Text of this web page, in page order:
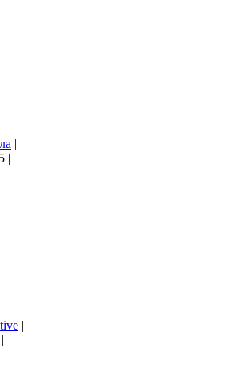
|
|
|